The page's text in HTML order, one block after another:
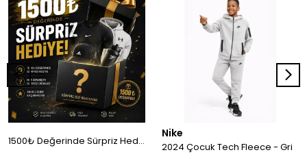
1500₺ Değerinde Sürpriz Hediye!
Nike
2024 Çocuk Tech Fleece - Gri